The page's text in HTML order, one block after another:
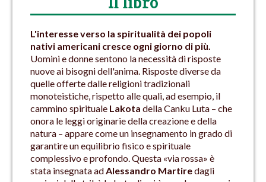
L'interesse verso la spiritualità dei popoli
nativi americani cresce ogni giorno di più.
Uomini e donne sentono la necessità di risposte
nuove ai bisogni dell'anima. Risposte diverse da
quelle offerte dalle religioni tradizionali
monoteistiche, rispetto alle quali, ad esempio, il
cammino spirituale Lakota della Canku Luta ­– che
onora le leggi originarie della creazione e della
natura – appare come un insegnamento in grado di
garantire un equilibrio fisico e spirituale
complessivo e profondo. Questa «via rossa» è
stata insegnata adAlessandro Martiredagli